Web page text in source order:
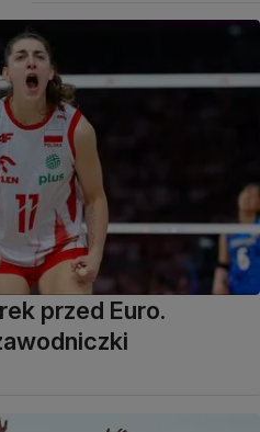
przed Euro.